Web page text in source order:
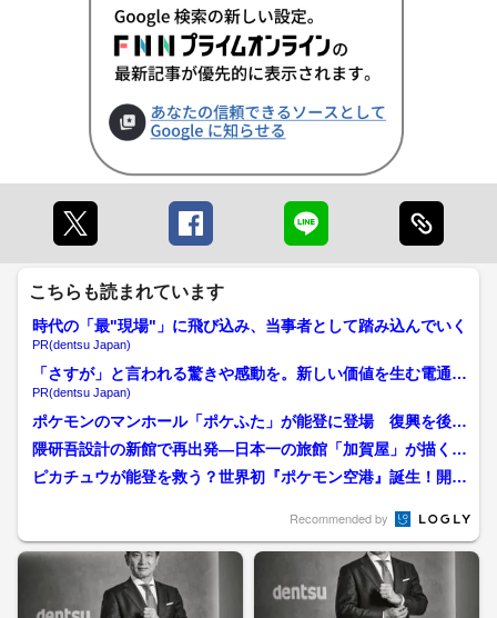
こちらも読まれています
時代の「最"現場"」に飛び込み、当事者として踏み込んでいく
PR(dentsu Japan)
「さすが」と言われる驚きや感動を。新しい価値を生む電通の
挑戦
PR(dentsu Japan)
ポケモンのマンホール「ポケふた」が能登に登場 復興を後押
しする6つのデザイン
隈研吾設計の新館で再出発―日本一の旅館「加賀屋」が描く20
27年、和倉温泉復興へ...
ピカチュウが能登を救う？世界初『ポケモン空港』誕生！開港
Recommended by